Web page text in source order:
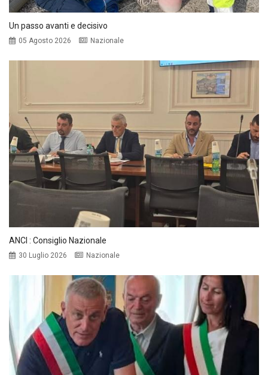
Un passo avanti e decisivo
05 Agosto 2026 Nazionale
ANCI : Consiglio Nazionale
30 Luglio 2026 Nazionale